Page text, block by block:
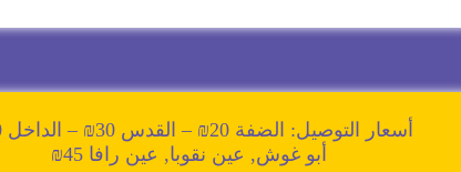
أسعار التوصيل: الضفة 20₪ – القدس 30₪ – الداخل 70₪
أبو غوش, عين نقوبا, عين رافا 45₪